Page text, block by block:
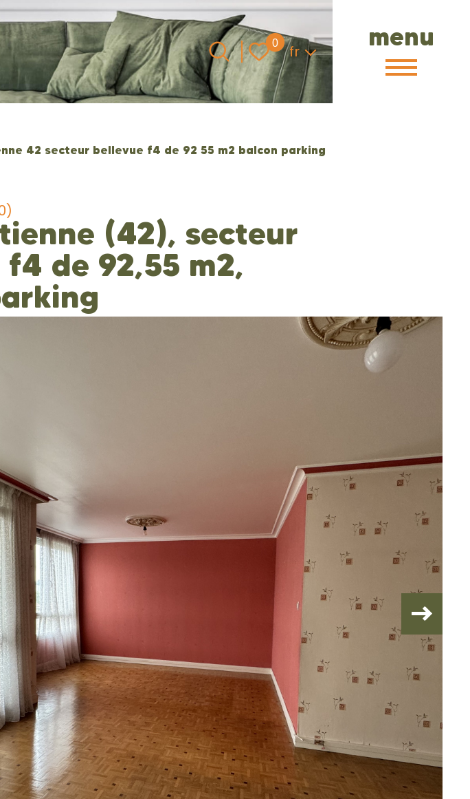
menu
0 Langue
fr
42 secteur bellevue f4 de 92 55 m2 balcon parking
(42), secteur
de 92,55 m2,